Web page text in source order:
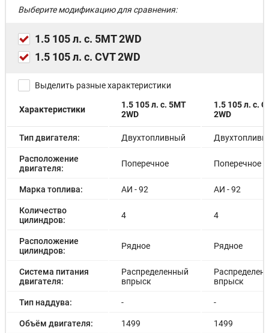
Выберите модификацию для сравнения:
1.5 105 л. с. 5MT 2WD
1.5 105 л. с. CVT 2WD
Выделить разные характеристики
Характеристики
1.5 105 л. с. 5MT
2WD
1.5 105 л. с.
2WD
Тип двигателя: Двухтопливный
Расположение
двигателя:
Поперечное Поперечное
Марка топлива: АИ - 92 АИ - 92
Количество
цилиндров:
4 4
Расположение
цилиндров:
Рядное Рядное
Система питания
двигателя:
Распределенный
впрыск
впрыск
Тип наддува: - -
Объём двигателя: 1499 1499